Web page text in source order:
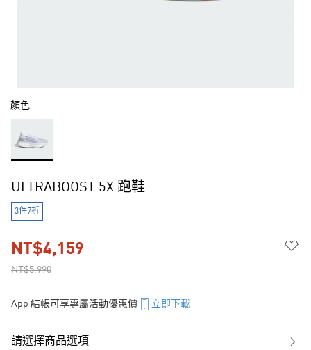
顏色
ULTRABOOST 5X 跑鞋
3件7折
NT$5,990
NT$4,159
App 結帳可享專屬活動優惠價 立即下載
請選擇商品選項